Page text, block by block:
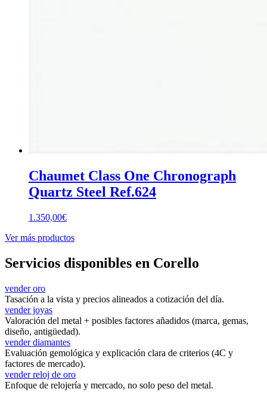
Chaumet Class One Chronograph
Quartz Steel Ref.624
1.350,00€
Ver más productos
Servicios disponibles en Corello
vender oro
Tasación a la vista y precios alineados a cotización del día.
vender joyas
Valoración del metal + posibles factores añadidos (marca, gemas,
diseño, antigüedad).
vender diamantes
Evaluación gemológica y explicación clara de criterios (4C y
factores de mercado).
vender reloj de oro
Enfoque de relojería y mercado, no solo peso del metal.